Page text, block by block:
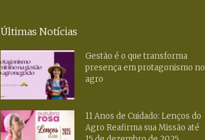
Últimas Notícias
Gestão é o que transforma
presença em protagonismo no
agro
11 Anos de Cuidado: Lenços do
Agro Reafirma sua Missão até